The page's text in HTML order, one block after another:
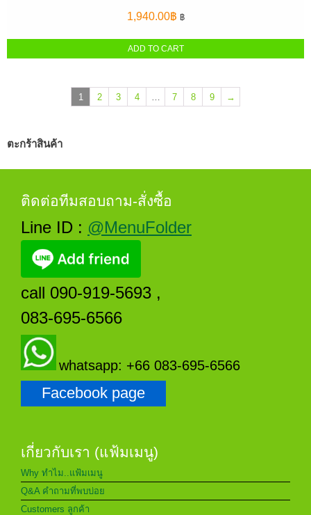
1,940.00฿ ฿
ADD TO CART
1 2 3 4 7 8 9 →
ตะกร้าสินค้า
ติดต่อทีมสอบถาม-สั่งซื้อ
Line ID : @MenuFolder
call 090-919-5693 ,
083-695-6566
whatsapp: +66 083-695-6566
Facebook page
เกี่ยวกับเรา (แฟ้มเมนู)
Why ทำไม..แฟ้มเมนู
Q&A คำถามที่พบบ่อย
Customers ลูกค้า